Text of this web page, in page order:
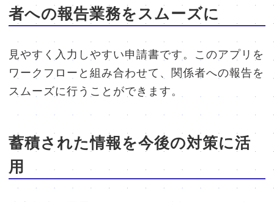
者への報告業務をスムーズに
見やすく入力しやすい申請書です。このアプリを
ワークフローと組み合わせて、関係者への報告を
スムーズに行うことができます。
蓄積された情報を今後の対策に活
用